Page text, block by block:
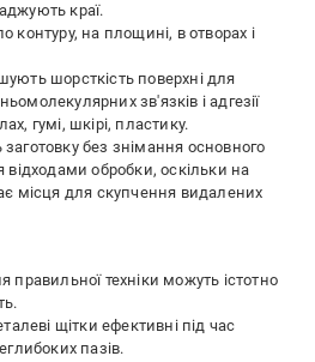
краї.
контуру, на площині, в отворах і
шорсткість поверхні для
зв'язків і адгезії
гумі, шкірі, пластику.
без знімання основного
відходами обробки, оскільки на
місця для скупчення видалених
правильної техніки можуть істотно
щітки ефективні під час
пазів.